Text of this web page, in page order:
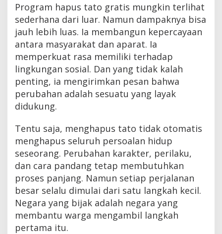
Program hapus tato gratis mungkin terlihat
sederhana dari luar. Namun dampaknya bisa
jauh lebih luas. Ia membangun kepercayaan
antara masyarakat dan aparat. Ia
memperkuat rasa memiliki terhadap
lingkungan sosial. Dan yang tidak kalah
penting, ia mengirimkan pesan bahwa
perubahan adalah sesuatu yang layak
didukung.
Tentu saja, menghapus tato tidak otomatis
menghapus seluruh persoalan hidup
seseorang. Perubahan karakter, perilaku,
dan cara pandang tetap membutuhkan
proses panjang. Namun setiap perjalanan
besar selalu dimulai dari satu langkah kecil.
Negara yang bijak adalah negara yang
membantu warga mengambil langkah
pertama itu.